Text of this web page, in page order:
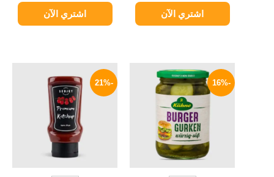
اشتري الآن اشتري الآن
-16%
السعر
الأصلي
هو:
250 EGP.
السعر
الحالي
هو:
-21%
الأصلي
هو:
100 EGP.
الحالي
هو:
79 EGP.